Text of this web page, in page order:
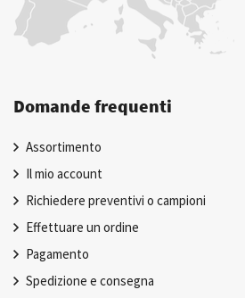
Domande frequenti
Assortimento
Il mio account
Richiedere preventivi o campioni
Effettuare un ordine
Pagamento
Spedizione e consegna